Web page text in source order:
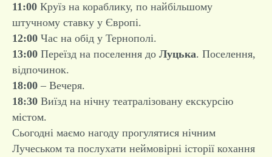
11:00 Круїз на кораблику, по найбільшому
штучному ставку у Європі.
12:00 Час на обід у Тернополі.
13:00 Переїзд на поселення до Луцька. Поселення,
відпочинок.
18:00 – Вечеря.
18:30 Виїзд на нічну театралізовану екскурсію
містом.
Сьогодні маємо нагоду прогулятися нічним
Лучеськом та послухати неймовірні історії кохання